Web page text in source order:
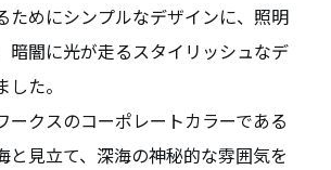
ためにシンプルなデザインに、照明
暗闇に光が走るスタイリッシュなデ
た。
ークスのコーポレートカラーである
と見立て、深海の神秘的な雰囲気を